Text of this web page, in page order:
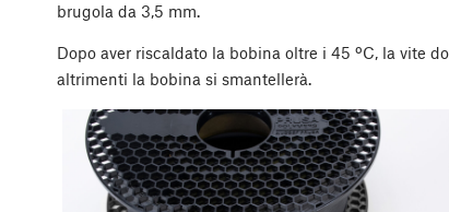
brugola da 3,5 mm.
Dopo aver riscaldato la bobina oltre i 45 ºC, la vite
altrimenti la bobina si smantellerà.